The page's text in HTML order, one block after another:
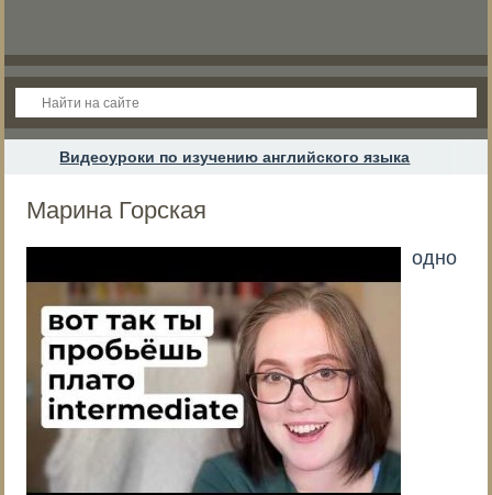
Видеоуроки по изучению английского языка
Марина Горская
одно